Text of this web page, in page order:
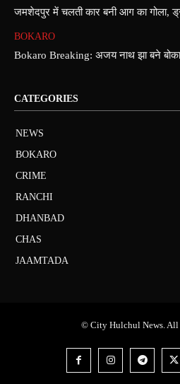
जमशेदपुर में चलती कार बनी आग का गोला,
BOKARO
Bokaro Breaking: अजय नाथ झा बने
CATEGORIES
NEWS
BOKARO
CRIME
RANCHI
DHANBAD
CHAS
JAAMTADA
© City Hulchul News. All